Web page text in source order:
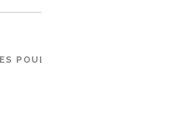
POULES PRÉFÈRENT LES CAGES